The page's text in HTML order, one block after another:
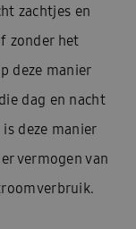
zachtjes en
zonder het
deze manier
dag en nacht
deze manier
vermogen van